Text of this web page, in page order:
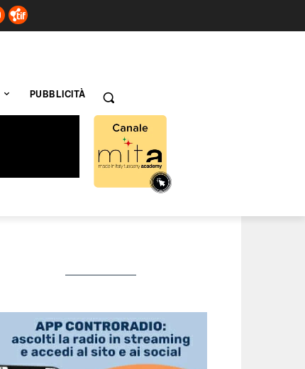
PUBBLICITÀ